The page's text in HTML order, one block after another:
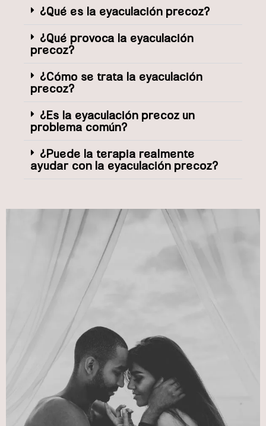
¿Qué es la eyaculación precoz?
¿Qué provoca la eyaculación
precoz?
¿Cómo se trata la eyaculación
precoz?
¿Es la eyaculación precoz un
problema común?
¿Puede la terapia realmente
ayudar con la eyaculación precoz?